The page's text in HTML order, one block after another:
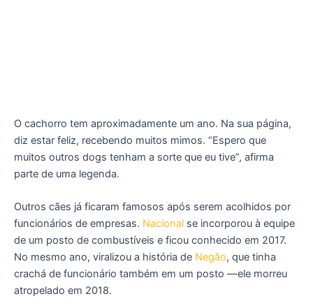
O cachorro tem aproximadamente um ano. Na sua página,
diz estar feliz, recebendo muitos mimos. “Espero que
muitos outros dogs tenham a sorte que eu tive”, afirma
parte de uma legenda.
Outros cães já ficaram famosos após serem acolhidos por
funcionários de empresas. Nacional se incorporou à equipe
de um posto de combustíveis e ficou conhecido em 2017.
No mesmo ano, viralizou a história de Negão, que tinha
crachá de funcionário também em um posto —ele morreu
atropelado em 2018.